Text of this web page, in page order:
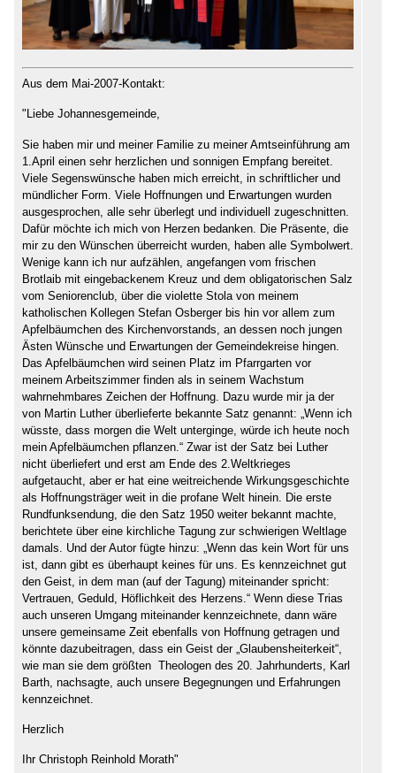
Aus dem Mai-2007-Kontakt:
"Liebe Johannesgemeinde,
Sie haben mir und meiner Familie zu meiner Amtseinführung am
1.April einen sehr herzlichen und sonnigen Empfang bereitet.
Viele Segenswünsche haben mich erreicht, in schriftlicher und
mündlicher Form. Viele Hoffnungen und Erwartungen wurden
ausgesprochen, alle sehr überlegt und individuell zugeschnitten.
Dafür möchte ich mich von Herzen bedanken. Die Präsente, die
mir zu den Wünschen überreicht wurden, haben alle Symbolwert.
Wenige kann ich nur aufzählen, angefangen vom frischen
Brotlaib mit eingebackenem Kreuz und dem obligatorischen Salz
vom Seniorenclub, über die violette Stola von meinem
katholischen Kollegen Stefan Osberger bis hin vor allem zum
Apfelbäumchen des Kirchenvorstands, an dessen noch jungen
Ästen Wünsche und Erwartungen der Gemeindekreise hingen.
Das Apfelbäumchen wird seinen Platz im Pfarrgarten vor
meinem Arbeitszimmer finden als in seinem Wachstum
wahrnehmbares Zeichen der Hoffnung. Dazu wurde mir ja der
von Martin Luther überlieferte bekannte Satz genannt: „Wenn ich
wüsste, dass morgen die Welt unterginge, würde ich heute noch
mein Apfelbäumchen pflanzen.“ Zwar ist der Satz bei Luther
nicht überliefert und erst am Ende des 2.Weltkrieges
aufgetaucht, aber er hat eine weitreichende Wirkungsgeschichte
als Hoffnungsträger weit in die profane Welt hinein. Die erste
Rundfunksendung, die den Satz 1950 weiter bekannt machte,
berichtete über eine kirchliche Tagung zur schwierigen Weltlage
damals. Und der Autor fügte hinzu: „Wenn das kein Wort für uns
ist, dann gibt es überhaupt keines für uns. Es kennzeichnet gut
den Geist, in dem man (auf der Tagung) miteinander spricht:
Vertrauen, Geduld, Höflichkeit des Herzens.“ Wenn diese Trias
auch unseren Umgang miteinander kennzeichnete, dann wäre
unsere gemeinsame Zeit ebenfalls von Hoffnung getragen und
könnte dazubeitragen, dass ein Geist der „Glaubensheiterkeit“,
wie man sie dem größten Theologen des 20. Jahrhunderts, Karl
Barth, nachsagte, auch unsere Begegnungen und Erfahrungen
kennzeichnet.
Herzlich
Ihr Christoph Reinhold Morath"